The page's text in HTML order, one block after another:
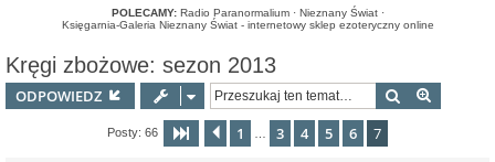
POLECAMY: Radio Paranormalium· Nieznany Świat·
Księgarnia-Galeria Nieznany Świat - internetowy sklep ezoteryczny online
Kręgi zbożowe: sezon 2013
ODPOWIEDZ Szukaj
Posty: 66 Strona z7
Poprzednia
1 3 4 5 6 7